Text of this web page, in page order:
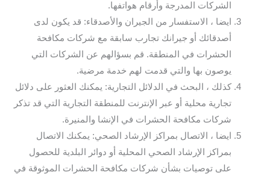
الشركات المدرجة وأرقام هواتفها.
ايضا ، الاستفسار من الجيران والأصدقاء: قد يكون لدى
أصدقائك أو جيرانك تجارب سابقة مع شركات مكافحة
الحشرات في المنطقة. قم بسؤالهم عن الشركات التي
يوصون بها والتي قدمت لهم خدمة مرضية.
كذلك ، البحث في الدلائل التجارية: يمكنك العثور على دلائل
تجارية محلية أو عبر الإنترنت للمنطقة التجارية التي قد تذكر
شركات مكافحة الحشرات في الإنشا والمنيرة.
ايضا ، الاتصال بمراكز الإرشاد الصحي: يمكنك الاتصال
بمراكز الإرشاد الصحي المحلية أو دوائر البلدية للحصول
على توصيات بشأن شركات مكافحة الحشرات الموثوقة في